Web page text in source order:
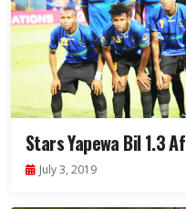
Stars Yapewa Bil 1.3
July 3, 2019